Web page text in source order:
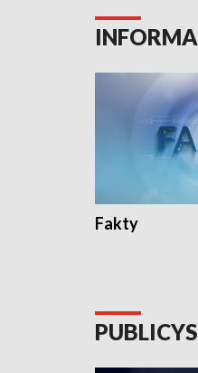
● Odbudowa po
Lubomierz
Fakty